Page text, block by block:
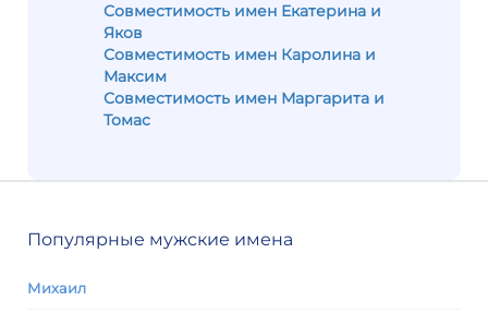
Совместимость имен Екатерина и
Яков
Совместимость имен Каролина и
Максим
Совместимость имен Маргарита и
Томас
Популярные мужские имена
Михаил